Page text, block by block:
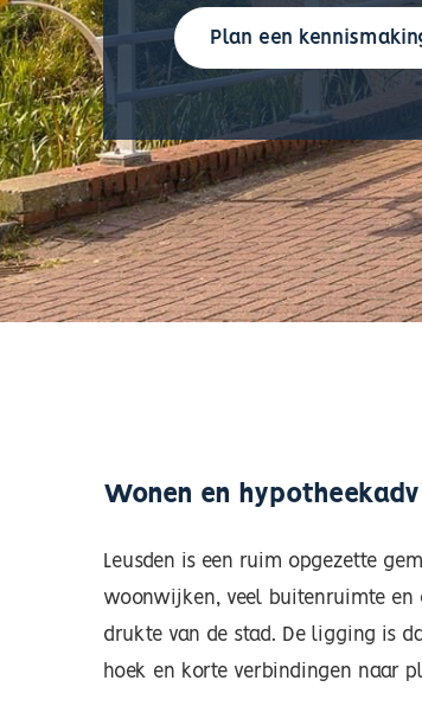
Plan een
Wonen en
Leusden is een ruim opgezette
woonwijken, veel buitenruimte en
drukte van de stad. De ligging is
hoek en korte verbindingen naar